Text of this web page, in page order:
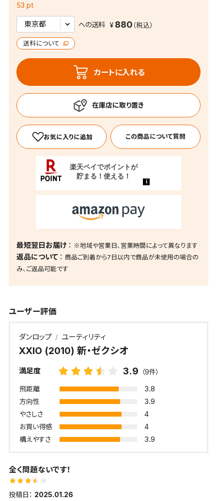
53 pt
への送料 880
送料について
カートに入れる
この商品について質問
最短翌日お届け ※地域や営業日、営業時間によって異なります
返品について
商品ご到着から7日以内で商品が未使用の場合の
み、ご返品可能です
ユーザー評価
ダンロップ ユーティリティ
XXIO (2010) 新・ゼクシオ
満足度 3.9 （9件）
飛距離 3.8
方向性 3.9
やさしさ 4
お買い得感 4
構えやすさ 3.9
全く問題ないです！
投稿日： 2025.01.26